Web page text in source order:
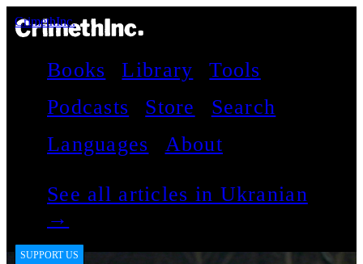
CrimethInc.
Books Library
Tools
Podcasts
Store
Search
Languages
About
See all articles in Ukranian
→
SUPPORT US